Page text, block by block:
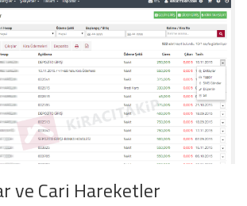
ve Cari Hareketler